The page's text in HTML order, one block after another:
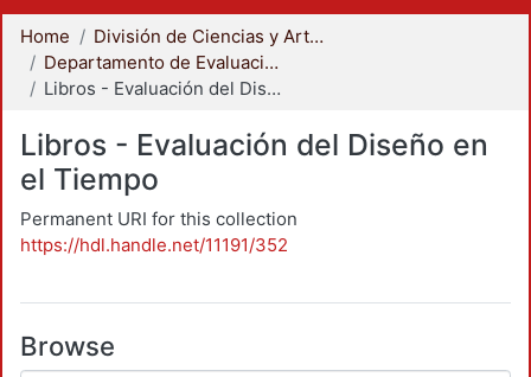
Home
División de Ciencias y Artes para el Diseño
Departamento de Evaluación del Diseño en el Tiempo
Libros - Evaluación del Diseño en el Tiempo
Libros - Evaluación del Diseño en
el Tiempo
Permanent URI for this collection
https://hdl.handle.net/11191/352
Browse